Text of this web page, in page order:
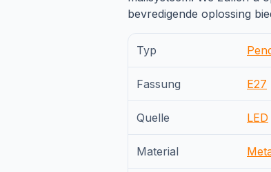
bevredigende oplossing
Typ
Fassung E27
Quelle LED
Material